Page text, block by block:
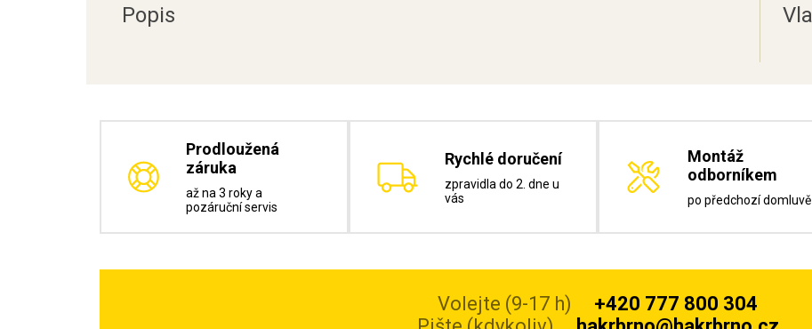
Popis
Prodloužená
záruka
až na 3 roky a
pozáruční servis
Rychlé doručení
zpravidla do 2. dne u
vás
Montáž
odborníkem
po předchozí domluvě
Volejte (9-17 h)
+420 777 800 304